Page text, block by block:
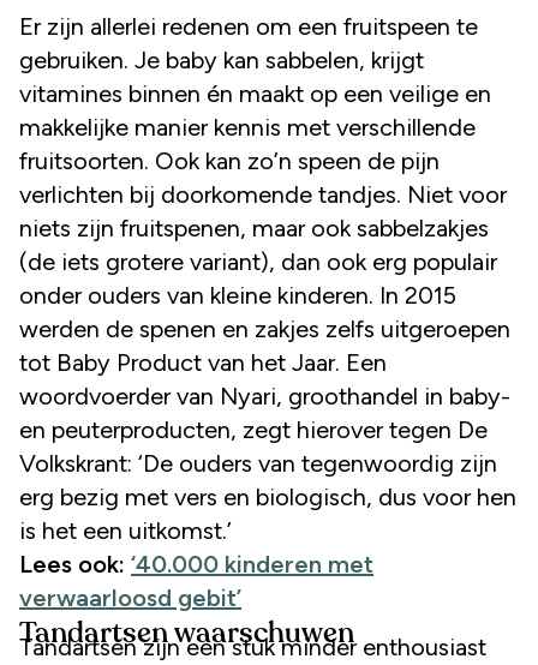
Er zijn allerlei redenen om een fruitspeen te
gebruiken. Je baby kan sabbelen, krijgt
vitamines binnen én maakt op een veilige en
makkelijke manier kennis met verschillende
fruitsoorten. Ook kan zo’n speen de pijn
verlichten bij doorkomende tandjes. Niet voor
niets zijn fruitspenen, maar ook sabbelzakjes
(de iets grotere variant), dan ook erg populair
onder ouders van kleine kinderen. In 2015
werden de spenen en zakjes zelfs uitgeroepen
tot Baby Product van het Jaar. Een
woordvoerder van Nyari, groothandel in baby-
en peuterproducten, zegt hierover tegen De
Volkskrant: ‘De ouders van tegenwoordig zijn
erg bezig met vers en biologisch, dus voor hen
is het een uitkomst.’
Lees ook: ‘40.000 kinderen met
verwaarloosd gebit’
Tandartsen waarschuwen
Tandartsen zijn een stuk minder enthousiast